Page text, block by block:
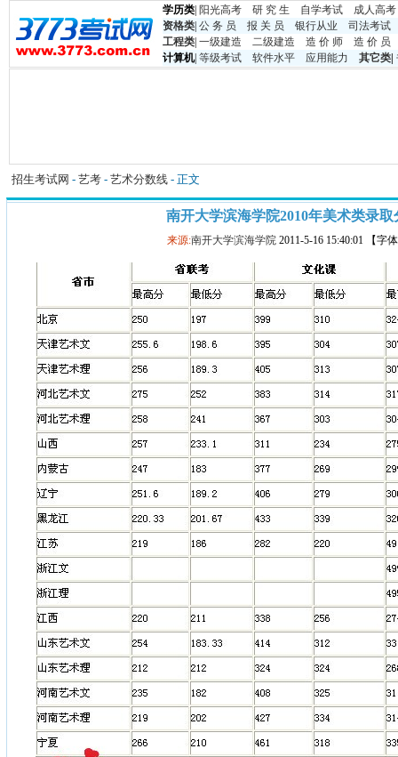
学历类 阳光高考 研 究 生 自学考试
成人高考
资格类 公 务 员 报 关 员 银行从业
司法考试
工程类 一级建造 二级建造 造 价 师
造 价 员
计算机| 等级考试 软件水平 应用能力 其它类
招生考试网 - 艺考 - 艺术分数线 - 正文
南开大学滨海学院2010年美术类录取
来源:南开大学滨海学院 2011-5-16 15:40:01 【字